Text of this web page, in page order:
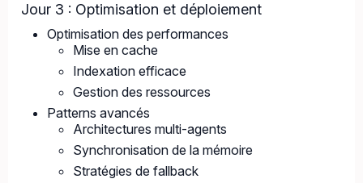
Jour 3 : Optimisation et déploiement
Optimisation des performances
Mise en cache
Indexation efficace
Gestion des ressources
Patterns avancés
Architectures multi-agents
Synchronisation de la mémoire
Stratégies de fallback